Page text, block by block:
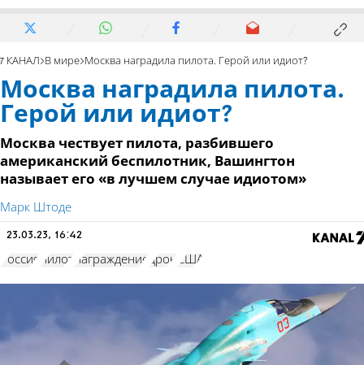
7 КАНАЛ В мире Москва наградила пилота. Герой или идиот?
Москва наградила пилота.
Герой или идиот?
Москва чествует пилота, разбившего
американский беспилотник, Вашингтон
называет его «в лучшем случае идиотом»
Марк Штоде
23.03.23, 16:42
Россия пилот награждение дрон США